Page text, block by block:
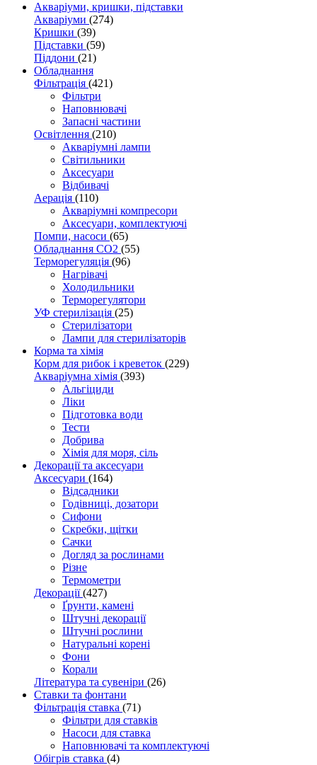
Акваріуми, кришки, підставки
Акваріуми (274)
Кришки (39)
Підставки (59)
Піддони (21)
Обладнання
Фільтрація (421)
Фільтри
Наповнювачі
Запасні частини
Освітлення (210)
Акваріумні лампи
Світильники
Аксесуари
Відбивачі
Аерація (110)
Акваріумні компресори
Аксесуари, комплектуючі
Помпи, насоси (65)
Обладнання CO2 (55)
Терморегуляція (96)
Нагрівачі
Холодильники
Терморегулятори
УФ стерилізація (25)
Стерилізатори
Лампи для стерилізаторів
Корма та хімія
Корм для рибок і креветок (229)
Акваріумна хімія (393)
Альгіциди
Ліки
Підготовка води
Тести
Добрива
Хімія для моря, сіль
Декорації та аксесуари
Аксесуари (164)
Відсадники
Годівниці, дозатори
Сифони
Скребки, щітки
Сачки
Догляд за рослинами
Різне
Термометри
Декорації(427)
Ґрунти, камені
Штучні декорації
Штучні рослини
Натуральні корені
Фони
Корали
Література та сувеніри (26)
Ставки та фонтани
Фільтрація ставка (71)
Фільтри для ставків
Насоси для ставка
Наповнювачі та комплектуючі
Обігрів ставка (4)